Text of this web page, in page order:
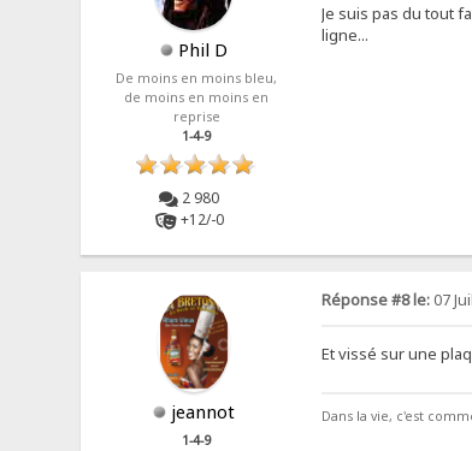
Phil D
De moins en moins bleu,
de moins en moins en
reprise
1-4-9
2 980
+12/-0
Je suis pas du tout
ligne...
jeannot
1-4-9
Réponse #8 le:07
Et vissé sur une
Dans la vie, c'est